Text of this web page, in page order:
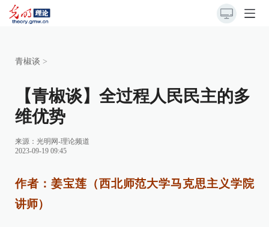
青椒谈 >
【青椒谈】全过程人民民主的多
维优势
来源： 光明网-理论频道
2023-09-19 09:45
作者：姜宝莲（西北师范大学马克思主义学院
讲师）